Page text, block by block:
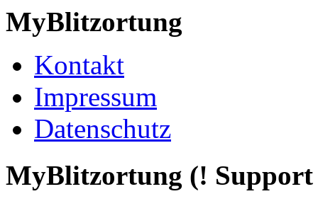
MyBlitzortung
Kontakt
Impressum
Datenschutz
MyBlitzortung (! Support